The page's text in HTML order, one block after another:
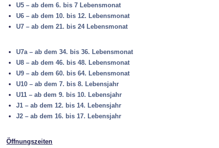
U5 – ab dem 6. bis 7 Lebensmonat
U6 – ab dem 10. bis 12. Lebensmonat
U7 – ab dem 21. bis 24 Lebensmonat
U7a – ab dem 34. bis 36. Lebensmonat
U8 – ab dem 46. bis 48. Lebensmonat
U9 – ab dem 60. bis 64. Lebensmonat
U10 – ab dem 7. bis 8. Lebensjahr
U11 – ab dem 9. bis 10. Lebensjahr
J1 – ab dem 12. bis 14. Lebensjahr
J2 – ab dem 16. bis 17. Lebensjahr
Öffnungszeiten